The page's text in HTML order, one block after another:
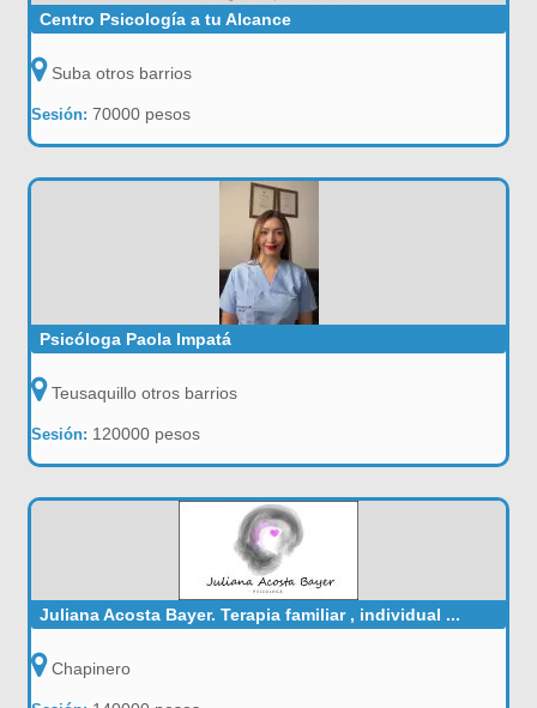
Centro Psicología a tu Alcance
Suba otros barrios
Sesión:70000 pesos
Psicóloga Paola Impatá
Teusaquillo otros barrios
Sesión: 120000 pesos
Juliana Acosta Bayer. Terapia familiar , individual ...
Chapinero